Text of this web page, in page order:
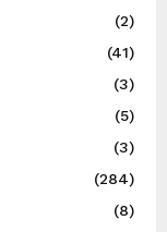
(2)
(41)
(3)
(5)
(3)
(284)
(8)